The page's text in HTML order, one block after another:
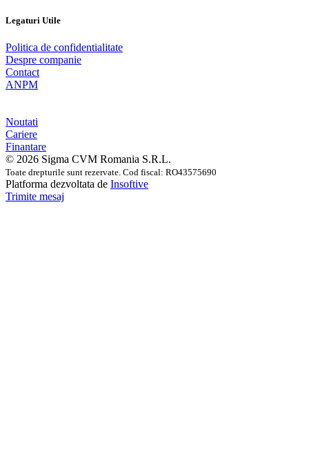
Legaturi Utile
Politica de confidentialitate
Despre companie
Contact
ANPM
Noutati
Cariere
Finantare
© 2026 Sigma CVM Romania S.R.L.
Toate drepturile sunt rezervate. Cod fiscal: RO43575690
Platforma dezvoltata de Insoftive
Trimite mesaj